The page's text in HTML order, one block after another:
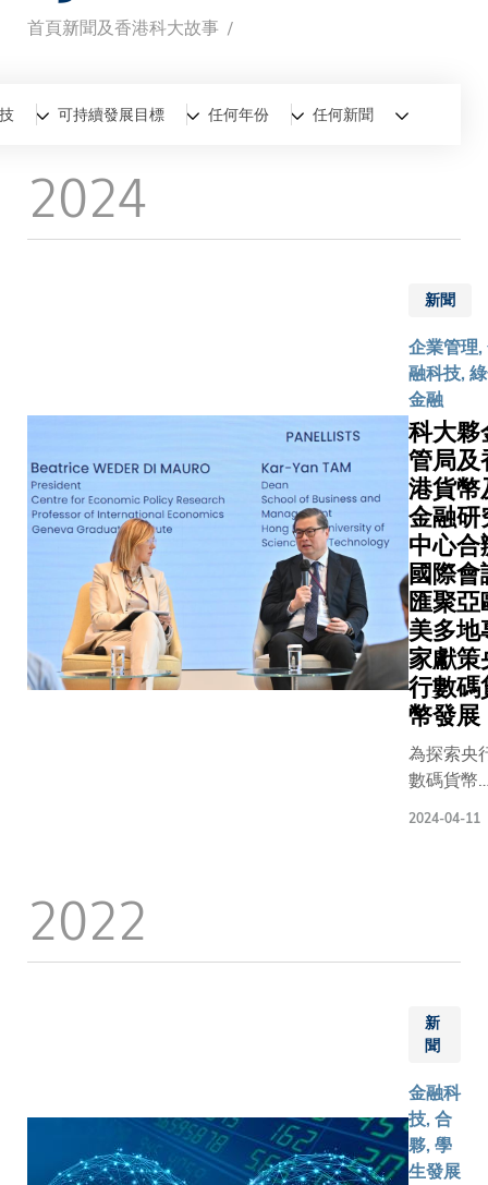
導
航
連
結
首頁新聞及香港科大故事
全部新聞香港科大故事
可持續發展目標 任何年份 任何新聞
2024
新聞
企業管理,
融科技,
金融
科大夥
管局及
港貨幣
金融研
中心合
國際會
匯聚亞
美多地
家獻策
行數碼
幣發展
為探索央
數碼貨幣
香港金融
局）以及
融學院轄
金融研究
心，今天
合舉辦「
行數碼貨
2024-04-11
2022
新
聞
金融科
技, 合
夥, 學
生發展